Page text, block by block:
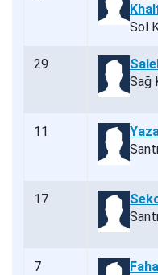
Sol
29
Sağ
11
17
7